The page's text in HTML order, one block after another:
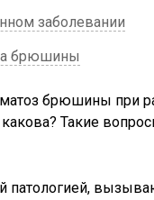
заболевании
брюшины
брюшины при
Такие
патологией,